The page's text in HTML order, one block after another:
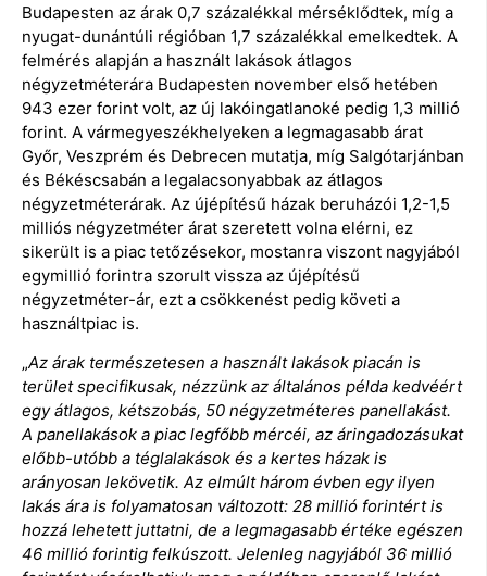
Budapesten az árak 0,7 százalékkal mérséklődtek, míg a
nyugat-dunántúli régióban 1,7 százalékkal emelkedtek. A
felmérés alapján a használt lakások átlagos
négyzetméterára Budapesten november első hetében
943 ezer forint volt, az új lakóingatlanoké pedig 1,3 millió
forint. A vármegyeszékhelyeken a legmagasabb árat
Győr, Veszprém és Debrecen mutatja, míg Salgótarjánban
és Békéscsabán a legalacsonyabbak az átlagos
négyzetméterárak. Az újépítésű házak beruházói 1,2-1,5
milliós négyzetméter árat szeretett volna elérni, ez
sikerült is a piac tetőzésekor, mostanra viszont nagyjából
egymillió forintra szorult vissza az újépítésű
négyzetméter-ár, ezt a csökkenést pedig követi a
használtpiac is.
„Az árak természetesen a használt lakások piacán is
terület specifikusak, nézzünk az általános példa kedvéért
egy átlagos, kétszobás, 50 négyzetméteres panellakást.
A panellakások a piac legfőbb mércéi, az áringadozásukat
előbb-utóbb a téglalakások és a kertes házak is
arányosan lekövetik. Az elmúlt három évben egy ilyen
lakás ára is folyamatosan változott: 28 millió forintért is
hozzá lehetett juttatni, de a legmagasabb értéke egészen
46 millió forintig felkúszott. Jelenleg nagyjából 36 millió